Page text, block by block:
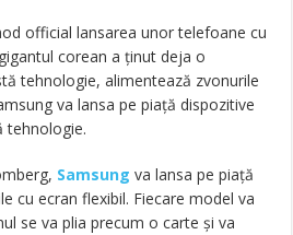
official lansarea unor telefoane cu
corean a ținut deja o
tehnologie, alimentează zvonurile
va lansa pe piață dispozitive
tehnologie.
Samsung va lansa pe piață
cu ecran flexibil. Fiecare model va
se va plia precum o carte și va